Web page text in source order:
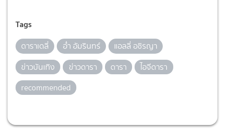
Tags
ดาราเดลี่ อ่ำ อัมรินทร์
แอลลี่ อชิรญา
ข่าวบันเทิง
ข่าวดารา ดารา
ไอจีดารา
recommended